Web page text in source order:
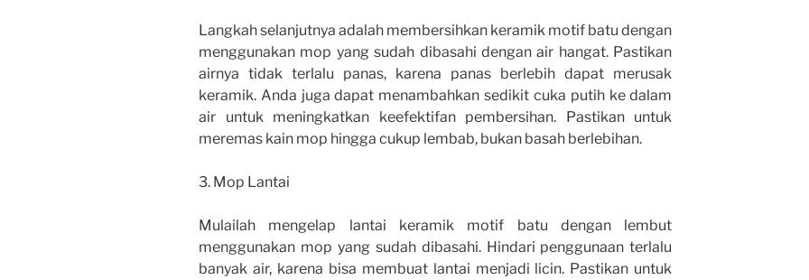
Langkah selanjutnya adalah membersihkan keramik motif batu dengan
menggunakan mop yang sudah dibasahi dengan air hangat. Pastikan
airnya tidak terlalu panas, karena panas berlebih dapat merusak
keramik. Anda juga dapat menambahkan sedikit cuka putih ke dalam
air untuk meningkatkan keefektifan pembersihan. Pastikan untuk
meremas kain mop hingga cukup lembab, bukan basah berlebihan.
3. Mop Lantai
Mulailah mengelap lantai keramik motif batu dengan lembut
menggunakan mop yang sudah dibasahi. Hindari penggunaan terlalu
banyak air, karena bisa membuat lantai menjadi licin. Pastikan untuk